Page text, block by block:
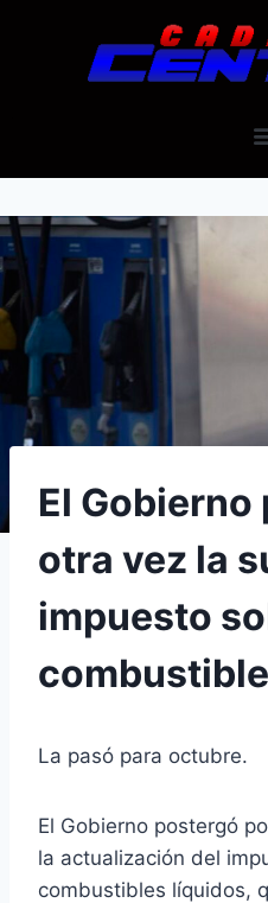
El
otra vez la
impuesto
La pasó para octubre.
El Gobierno postergó
la actualización del
combustibles líquidos,